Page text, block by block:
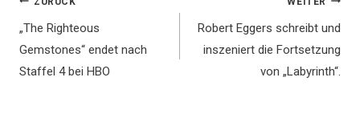
„The Righteous
Gemstones“ endet nach
Staffel 4 bei HBO
Robert Eggers schreibt und
inszeniert die Fortsetzung
von „Labyrinth“.